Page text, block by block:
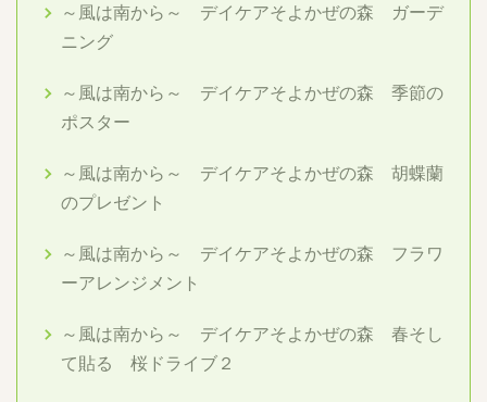
～風は南から～ デイケアそよかぜの森 ガーデ
ニング
～風は南から～ デイケアそよかぜの森 季節の
ポスター
～風は南から～ デイケアそよかぜの森 胡蝶蘭
のプレゼント
～風は南から～ デイケアそよかぜの森 フラワ
ーアレンジメント
～風は南から～ デイケアそよかぜの森 春そし
て貼る 桜ドライブ２